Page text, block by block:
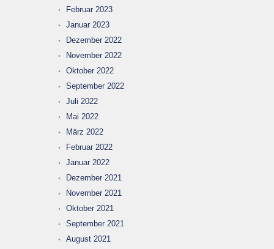
Februar 2023
Januar 2023
Dezember 2022
November 2022
Oktober 2022
September 2022
Juli 2022
Mai 2022
März 2022
Februar 2022
Januar 2022
Dezember 2021
November 2021
Oktober 2021
September 2021
August 2021